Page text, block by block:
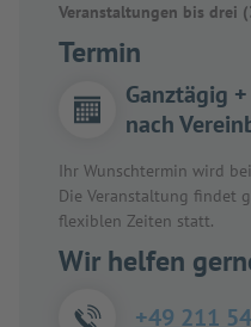
Veranstaltungen bis drei
Termin
Ganztägig
nach
Ihr Wunschtermin wird
Die Veranstaltung findet
flexiblen Zeiten statt.
Wir helfen
+49 211